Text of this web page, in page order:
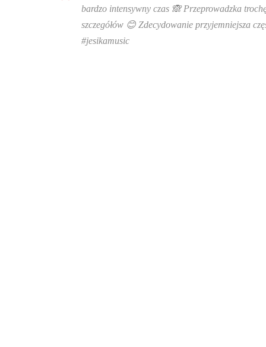
bardzo intensywny czas 🙈 Przeprowadzka
szczegółów 😊 Zdecydowanie przyjemniejsza
#jesikamusic